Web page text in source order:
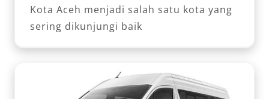
Kota Aceh menjadi salah satu kota yang
sering dikunjungi baik